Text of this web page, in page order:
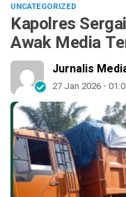
UNCATEGORIZED
Kapolres
Awak Media
Jurnalis
27 Jan 2026 -